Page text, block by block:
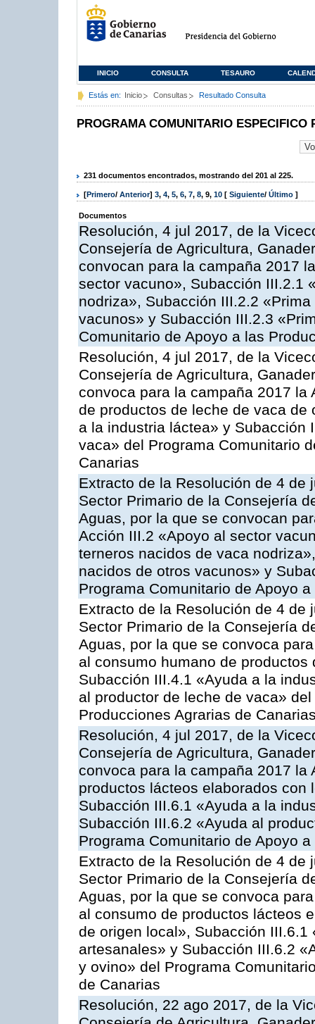
INICIO CONSULTA TESAURO
Estás en: Inicio Consultas Resultado Consulta
PROGRAMA COMUNITARIO ESPECIFICO
231 documentos encontrados, mostrando del 201 al 225.
[Primero/ Anterior] 3, 4, 5, 6, 7, 8, 9, 10 [ Siguiente/ Último ]
Documentos
Resolución, 4 jul 2017, de la
Consejería de Agricultura,
convocan para la campaña 2017
sector vacuno», Subacción III.2.1
nodriza», Subacción III.2.2
vacunos» y Subacción III.2.3
Comunitario de Apoyo a las
Resolución, 4 jul 2017, de la
Consejería de Agricultura,
convoca para la campaña 2017
de productos de leche de vaca
a la industria láctea» y Subacción
vaca» del Programa Comunitario
Canarias
Extracto de la Resolución de 4
Sector Primario de la Consejería
Aguas, por la que se convocan
Acción III.2 «Apoyo al sector
terneros nacidos de vaca
nacidos de otros vacunos» y
Programa Comunitario de Apoyo
Extracto de la Resolución de 4
Sector Primario de la Consejería
Aguas, por la que se convoca
al consumo humano de
Subacción III.4.1 «Ayuda a la
al productor de leche de vaca»
Producciones Agrarias de
Resolución, 4 jul 2017, de la
Consejería de Agricultura,
convoca para la campaña 2017
productos lácteos elaborados
Subacción III.6.1 «Ayuda a la
Subacción III.6.2 «Ayuda al
Programa Comunitario de Apoyo
Extracto de la Resolución de 4
Sector Primario de la Consejería
Aguas, por la que se convoca
al consumo de productos lácteos
de origen local», Subacción
artesanales» y Subacción III.6.2
y ovino» del Programa
de Canarias
Resolución, 22 ago 2017, de la